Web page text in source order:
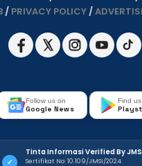
/ PRIVACY POLICY/
Follow us on
Google News
Find
✓
Tinta Informasi Verified By
Sertifikat No: 10.109/JMSI/2024